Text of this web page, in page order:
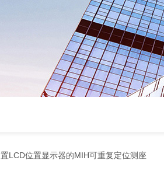
LCD位置显示器的MIH可重复定位测座